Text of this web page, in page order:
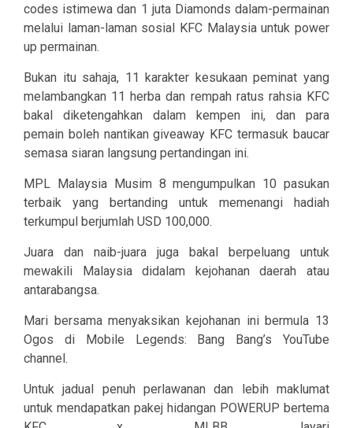
codes istimewa dan 1 juta Diamonds dalam-permainan
melalui laman-laman sosial KFC Malaysia untuk power
up permainan.
Bukan itu sahaja, 11 karakter kesukaan peminat yang
melambangkan 11 herba dan rempah ratus rahsia KFC
bakal diketengahkan dalam kempen ini, dan para
pemain boleh nantikan giveaway KFC termasuk baucar
semasa siaran langsung pertandingan ini.
MPL Malaysia Musim 8 mengumpulkan 10 pasukan
terbaik yang bertanding untuk memenangi hadiah
terkumpul berjumlah USD 100,000.
Juara dan naib-juara juga bakal berpeluang untuk
mewakili Malaysia didalam kejohanan daerah atau
antarabangsa.
Mari bersama menyaksikan kejohanan ini bermula 13
Ogos di Mobile Legends: Bang Bang’s YouTube
channel.
Untuk jadual penuh perlawanan dan lebih maklumat
untuk mendapatkan pakej hidangan POWERUP bertema